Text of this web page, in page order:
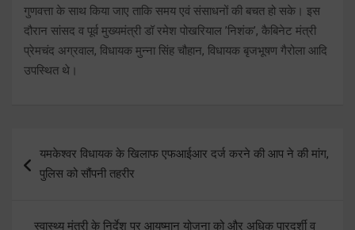
गुणवत्ता के साथ किया जाए ताकि समय एवं संसाधनों की बचत हो सके। इस
दौरान सांसद व पूर्व मुख्यमंत्री डॉ रमेश पोखरियाल ’निशंक’, कैबिनेट मंत्री
प्रेमचंद अग्रवाल, विधायक मुन्ना सिंह चौहान, विधायक बृजभूषण गैरोला आदि
उपस्थित थे।
navigation
यमकेश्वर विधायक के खिलाफ एफआईआर दर्ज करने की आप ने की मांग,
पुलिस को सौंपनी तहरीर
स्वास्थ्य मंत्री के निर्देश पर आयुष्मान योजना को और अधिक पारदर्शी व